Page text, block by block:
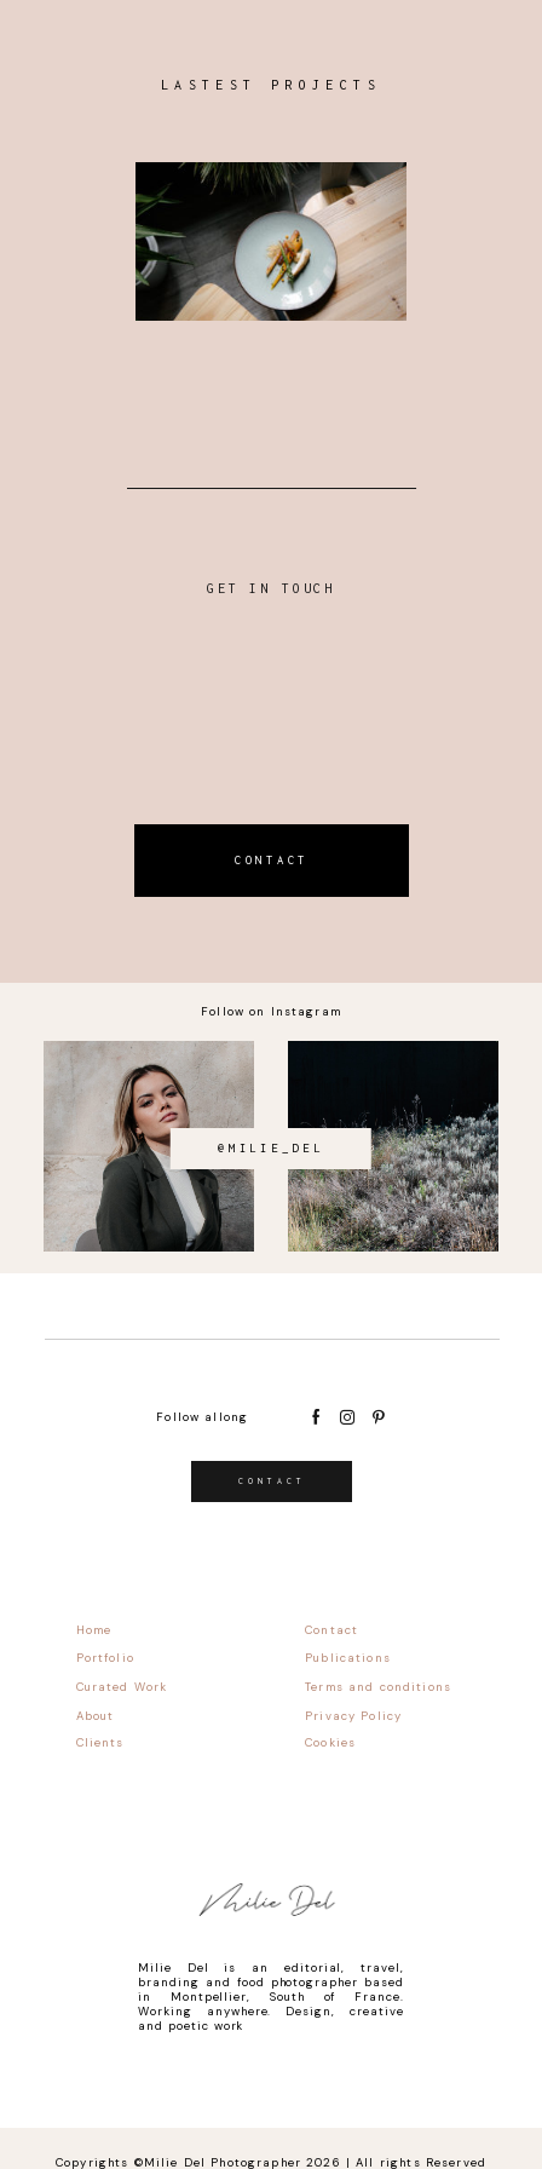
LASTEST PROJECTS
GET IN TOUCH
CONTACT
Follow on Instagram
@MILIE_DEL
Contact
Home
Follow allong
Publications
Portfolio
Milie Del is an editorial, travel,
branding and food photographer based
in Montpellier, South of France.
Working anywhere. Design, creative
and poetic work
Terms and conditions
Curated Work
CONTACT
Privacy Policy
About
Cookies
Clients
Copyrights ©Milie Del Photographer 2026 | All rights Reserved